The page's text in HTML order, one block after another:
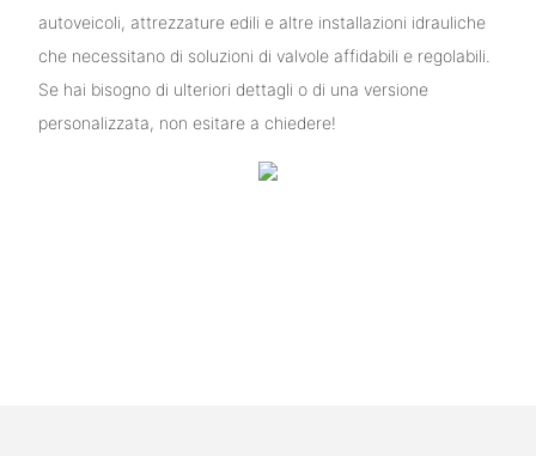
autoveicoli, attrezzature edili e altre installazioni idrauliche
che necessitano di soluzioni di valvole affidabili e regolabili.
Se hai bisogno di ulteriori dettagli o di una versione
personalizzata, non esitare a chiedere!